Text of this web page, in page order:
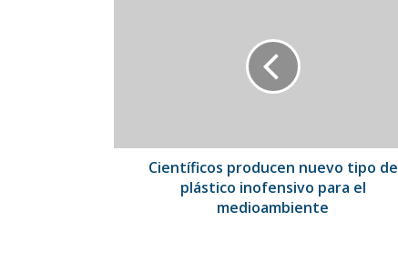
el
medioambiente
Científicos producen nuevo tipo de
plástico inofensivo para el
medioambiente